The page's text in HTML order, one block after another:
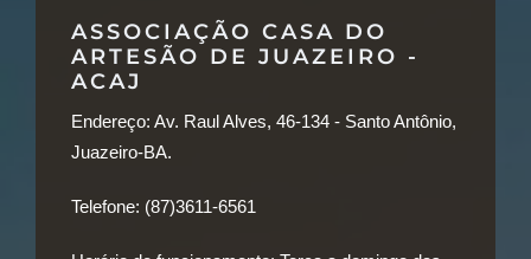
ASSOCIAÇÃO CASA DO
ARTESÃO DE JUAZEIRO -
ACAJ
Endereço: Av. Raul Alves, 46-134 - Santo Antônio,
Juazeiro-BA.
Telefone: (87)3611-6561